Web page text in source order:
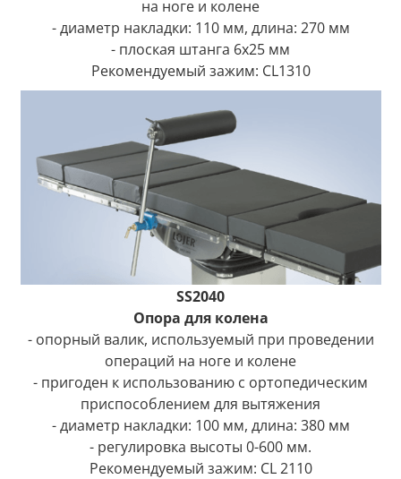
на ноге и колене
- диаметр накладки: 110 мм, длина: 270 мм
- плоская штанга 6x25 мм
Рекомендуемый зажим: CL1310
SS2040
Опора для колена
- опорный валик, используемый при проведении
операций на ноге и колене
- пригоден к использованию с ортопедическим
приспособлением для вытяжения
- диаметр накладки: 100 мм, длина: 380 мм
- регулировка высоты 0-600 мм.
Рекомендуемый зажим: CL 2110